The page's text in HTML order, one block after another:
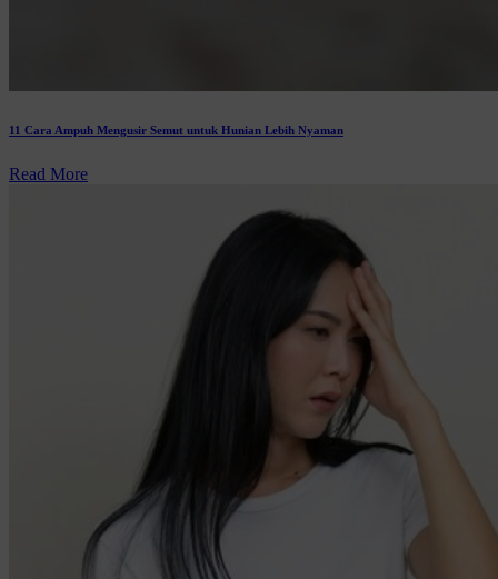
11 Cara Ampuh Mengusir Semut untuk Hunian Lebih Nyaman
Read More